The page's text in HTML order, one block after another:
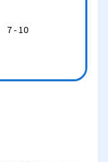
7 - 10